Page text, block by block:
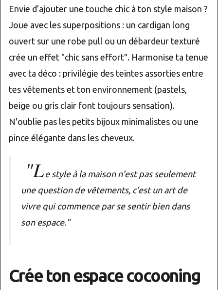
Envie d’ajouter une touche chic à ton style maison ?
Joue avec les superpositions : un cardigan long
ouvert sur une robe pull ou un débardeur texturé
crée un effet "chic sans effort". Harmonise ta tenue
avec ta déco : privilégie des teintes assorties entre
tes vêtements et ton environnement (pastels,
beige ou gris clair font toujours sensation).
N'oublie pas les petits bijoux minimalistes ou une
pince élégante dans les cheveux.
"L e style à la maison n’est pas seulement
une question de vêtements, c’est un art de
vivre qui commence par se sentir bien dans
son espace."
Crée ton espace cocooning